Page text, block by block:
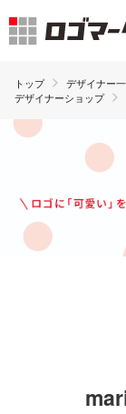
トップ デザイナー
デザイナーショップ